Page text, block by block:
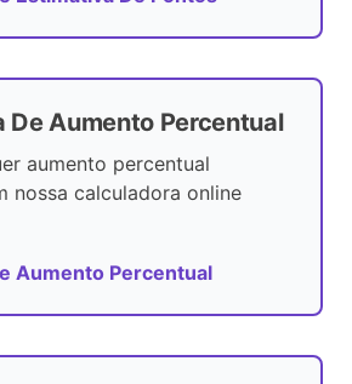
De Aumento Percentual
aumento percentual
nossa calculadora online
Aumento Percentual